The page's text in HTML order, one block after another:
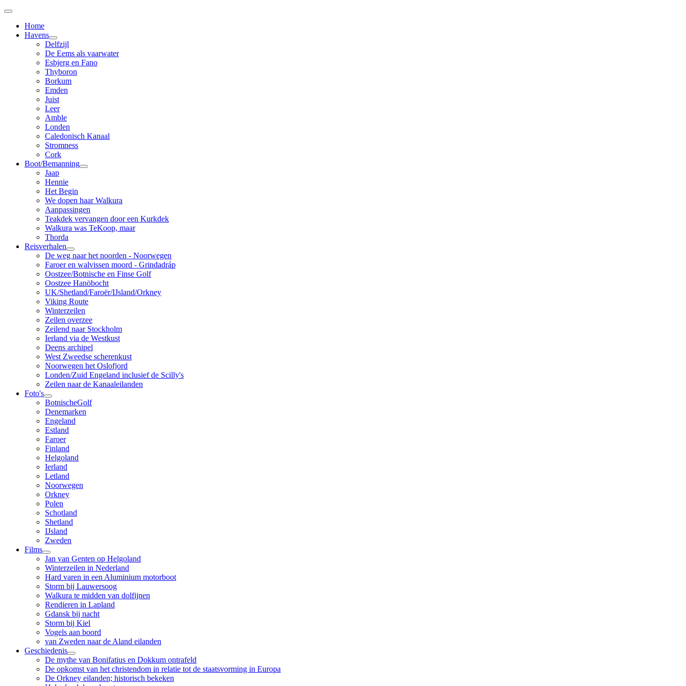
Home
Havens
Delfzijl
De Eems als vaarwater
Esbjerg en Fano
Thyboron
Borkum
Emden
Juist
Leer
Amble
Londen
Caledonisch Kanaal
Stromness
Cork
Boot/Bemanning
Jaap
Hennie
Het Begin
We dopen haar Walkura
Aanpassingen
Teakdek vervangen door een Kurkdek
Walkura was TeKoop, maar
Thorda
Reisverhalen
De weg naar het noorden - Noorwegen
Faroer en walvissen moord - Grindadráp
Oostzee/Botnische en Finse Golf
Oostzee Hanöbocht
UK/Shetland/Faroër/IJsland/Orkney
Viking Route
Winterzeilen
Zeilen overzee
Zeilend naar Stockholm
Ierland via de Westkust
Deens archipel
West Zweedse scherenkust
Noorwegen het Oslofjord
Londen/Zuid Engeland inclusief de Scilly's
Zeilen naar de Kanaaleilanden
Foto's
BotnischeGolf
Denemarken
Engeland
Estland
Faroer
Finland
Helgoland
Ierland
Letland
Noorwegen
Orkney
Polen
Schotland
Shetland
IJsland
Zweden
Films
Jan van Genten op Helgoland
Winterzeilen in Nederland
Hard varen in een Aluminium motorboot
Storm bij Lauwersoog
Walkura te midden van dolfijnen
Rendieren in Lapland
Gdansk bij nacht
Storm bij Kiel
Vogels aan boord
van Zweden naar de Aland eilanden
Geschiedenis
De mythe van Bonifatius en Dokkum ontrafeld
De opkomst van het christendom in relatie tot de staatsvorming in Europa
De Orkney eilanden; historisch bekeken